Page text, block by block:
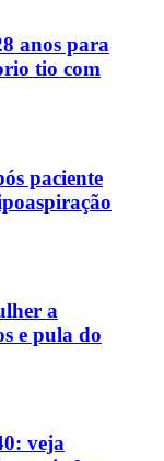
anos para
tio com
paciente
a
e pula do
veja